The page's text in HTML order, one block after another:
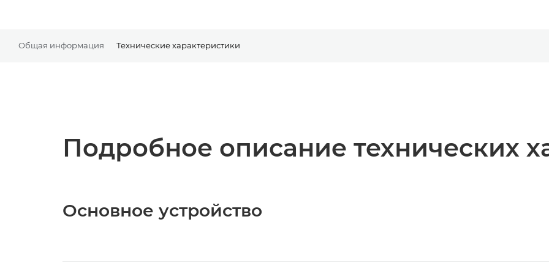
Общая информация Технические характеристики
Подробное описание технических
Основное устройство